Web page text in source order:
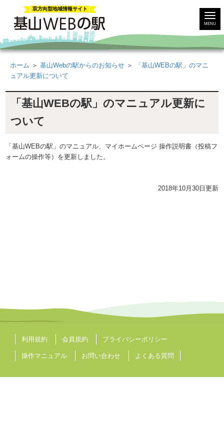
MENU
双方向型地域情報サイト
ホーム ＞ 基山Webの駅からのお知らせ＞
「基山WEBの駅」のマニ
ュアル更新について
「基山WEBの駅」のマニュアル更新に
ついて
「基山WEBの駅」のマニュアル、マイホームページ 操作説明書（投稿フ
ォームの操作等）を更新しました。
2018年10月30日更新
利用規約 会員規約 プライバシーポリシー
操作マニュアル お問い合わせ よくある質問